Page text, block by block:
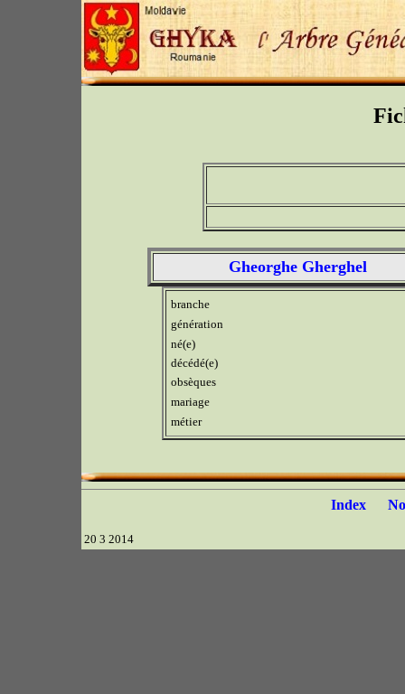
Gheorghe Gherghel
branche
génération
né(e)
décédé(e)
obsèques
mariage
métier
Index
20 3 2014